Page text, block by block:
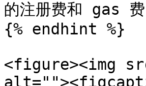
的注册费和 gas 费
{% endhint %}
<figure><img